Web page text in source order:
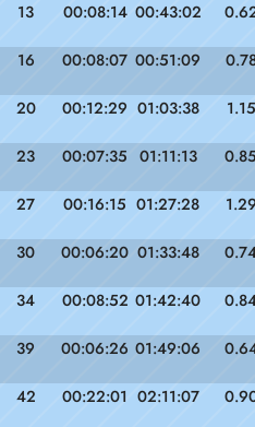
13 00:08:14 00:43:02
16 00:08:07 00:51:09
20 00:12:29 01:03:38 1.15
23 00:07:35 01:11:13
27 00:16:15 01:27:28
30 00:06:20 01:33:48
34 00:08:52 01:42:40
39 00:06:26 01:49:06
42 00:22:01 02:11:07